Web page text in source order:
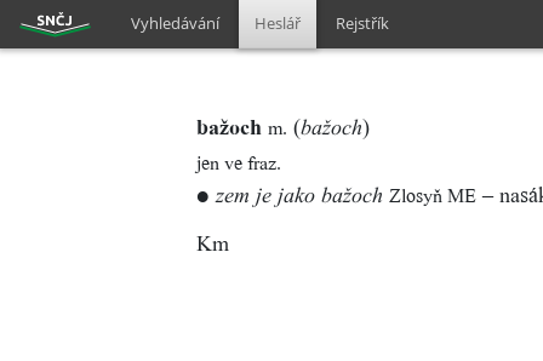
Vyhledávání Heslář Rejstřík
bažoch m. (bažoch)
jen ve fraz.
●zem je jako bažoch Zlosyň ME –
Km